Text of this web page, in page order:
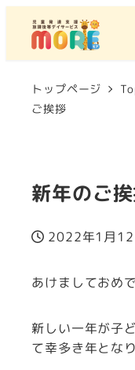
トップページ
ご挨拶
新年のご
投稿日
2022年1月12
あけましておめ
新しい一年が子
て幸多き年とな